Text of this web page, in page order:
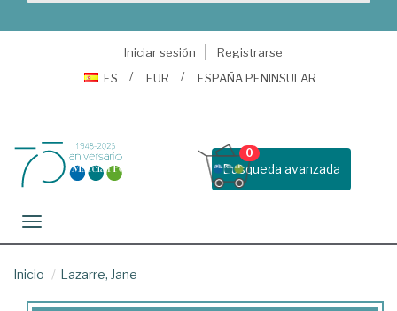
Iniciar sesión
Registrarse
ES
EUR ESPAÑA PENINSULAR
Busqueda avanzada
0
Toggle navigation
Inicio Lazarre, Jane